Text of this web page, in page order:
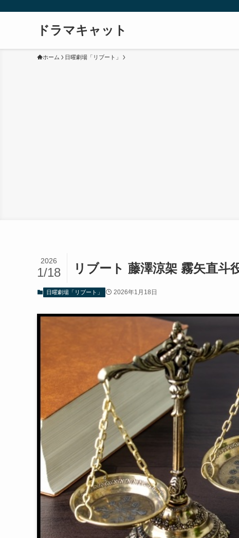
ドラマキャット
ホーム 日曜劇場「リブート」
リブート 藤澤涼架 霧矢直斗
2026
1/18
日曜劇場「リブート」 2026年1月18日